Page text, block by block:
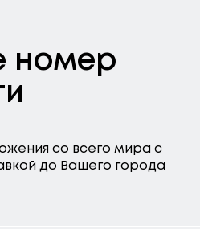
номер
со всего мира с
до Вашего города